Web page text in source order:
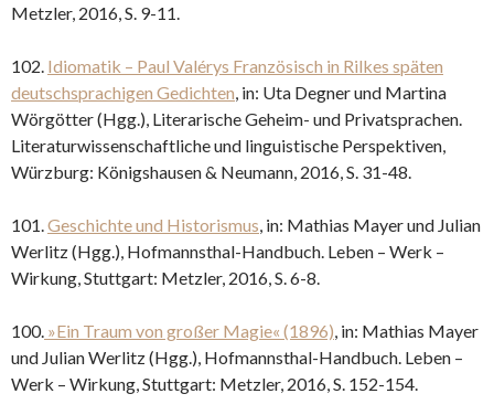
Metzler, 2016, S. 9-11.
102. Idiomatik – Paul Valérys Französisch in Rilkes späten
deutschsprachigen Gedichten, in: Uta Degner und Martina
Wörgötter (Hgg.), Literarische Geheim- und Privatsprachen.
Literaturwissenschaftliche und linguistische Perspektiven,
Würzburg: Königshausen & Neumann, 2016, S. 31-48.
101.Geschichte und Historismus, in: Mathias Mayer und Julian
Werlitz (Hgg.), Hofmannsthal-Handbuch. Leben – Werk –
Wirkung, Stuttgart: Metzler, 2016, S. 6-8.
100. »Ein Traum von großer Magie« (1896), in: Mathias Mayer
und Julian Werlitz (Hgg.), Hofmannsthal-Handbuch. Leben –
Werk – Wirkung, Stuttgart: Metzler, 2016, S. 152-154.